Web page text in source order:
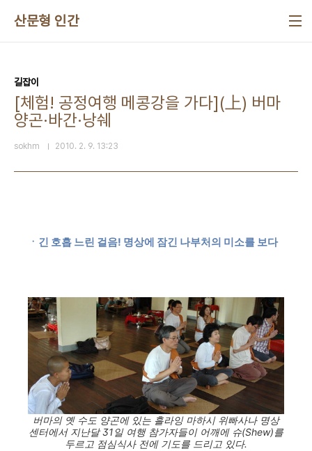
산문형 인간
길잡이
[체험! 공정여행 메콩강을 가다](上) 버마
양곤·바간·낭쉐
sokhm 2010. 2. 9. 13:23
ㆍ긴 호흡 느린 걸음! 명상에 잠긴 나부처의 미소를 보다
버마의 옛 수도 양곤에 있는 흘라잉 마하시 위빠사나 명상
센터에서 지난달 31일 여행 참가자들이 어깨에 슈(Shew)를
두르고 점심식사 전에 기도를 드리고 있다.